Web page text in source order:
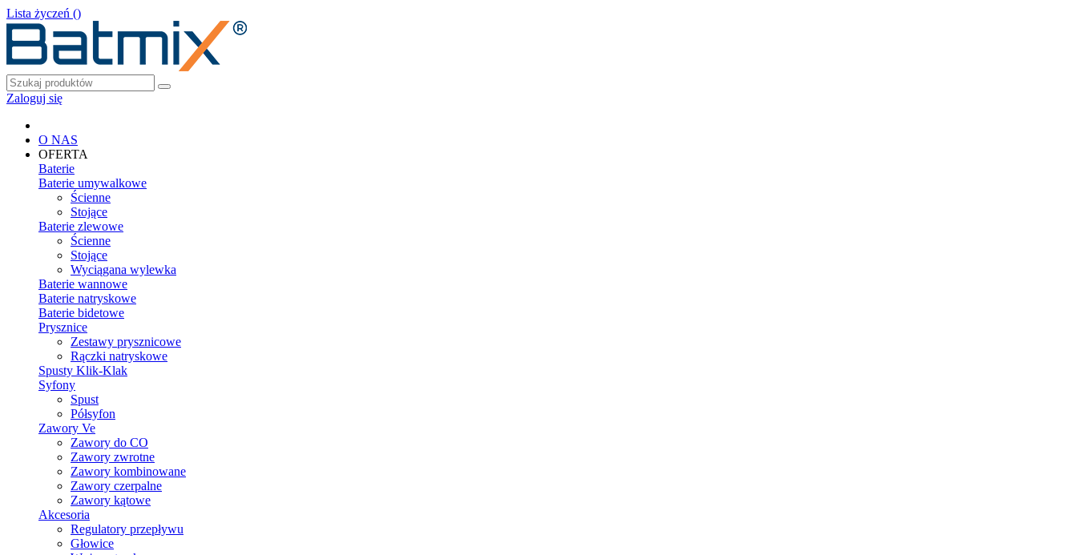
Lista życzeń ()
Zaloguj się
O NAS
OFERTA
Baterie
Baterie umywalkowe
Ścienne
Stojące
Baterie zlewowe
Ścienne
Stojące
Wyciągana wylewka
Baterie wannowe
Baterie natryskowe
Baterie bidetowe
Prysznice
Zestawy prysznicowe
Rączki natryskowe
Spusty Klik-Klak
Syfony
Spust
Półsyfon
Zawory Ve
Zawory do CO
Zawory zwrotne
Zawory kombinowane
Zawory czerpalne
Zawory kątowe
Akcesoria
Regulatory przepływu
Głowice